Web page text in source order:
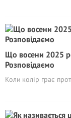
Що восени 2025
Розповідаємо
Коли колір грає